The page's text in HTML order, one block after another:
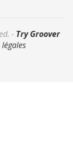
- Try Groover